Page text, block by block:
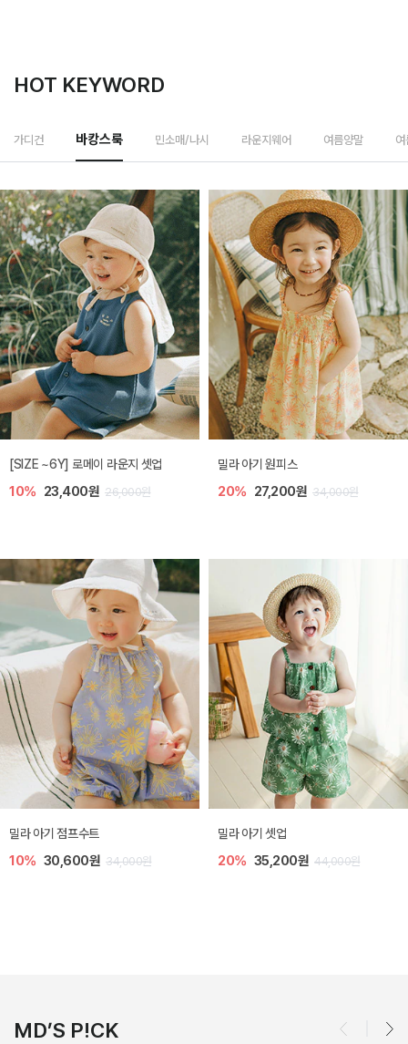
HOT KEYWORD
가디건 바캉스룩 민소매/나시 라운지웨어 여름양말
엘리오 아기 블라우스
20% 21,600원 27,000원
엘로디 니트 아기 뷔스티에
20% 21,600원 27,000원
토닉 아기 민소매 티셔츠
20% 11,200원 14,000원
베티 니트 아기 민소매 티셔츠
10% 24,300원 27,000원
MD’S P!CK